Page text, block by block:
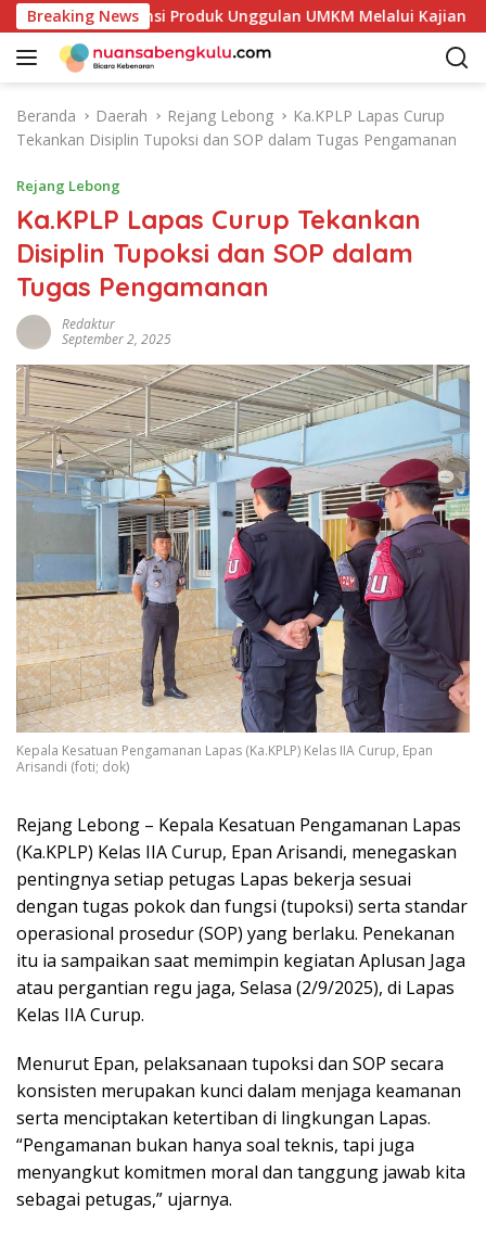
a
Breaking News
Petakan Potensi Produk Unggulan UMKM Melalui Kajian Bank
Beranda Daerah Rejang Lebong
Ka.KPLP Lapas Curup
Tekankan Disiplin Tupoksi dan SOP dalam Tugas Pengamanan
Rejang Lebong
Ka.KPLP Lapas Curup Tekankan
Disiplin Tupoksi dan SOP dalam
Tugas Pengamanan
Redaktur
September 2, 2025
Kepala Kesatuan Pengamanan Lapas (Ka.KPLP) Kelas IIA Curup, Epan
Arisandi (foti; dok)
Rejang Lebong – Kepala Kesatuan Pengamanan Lapas
(Ka.KPLP) Kelas IIA Curup, Epan Arisandi, menegaskan
pentingnya setiap petugas Lapas bekerja sesuai
dengan tugas pokok dan fungsi (tupoksi) serta standar
operasional prosedur (SOP) yang berlaku. Penekanan
itu ia sampaikan saat memimpin kegiatan Aplusan Jaga
atau pergantian regu jaga, Selasa (2/9/2025), di Lapas
Kelas IIA Curup.
Menurut Epan, pelaksanaan tupoksi dan SOP secara
konsisten merupakan kunci dalam menjaga keamanan
serta menciptakan ketertiban di lingkungan Lapas.
“Pengamanan bukan hanya soal teknis, tapi juga
menyangkut komitmen moral dan tanggung jawab kita
sebagai petugas,” ujarnya.